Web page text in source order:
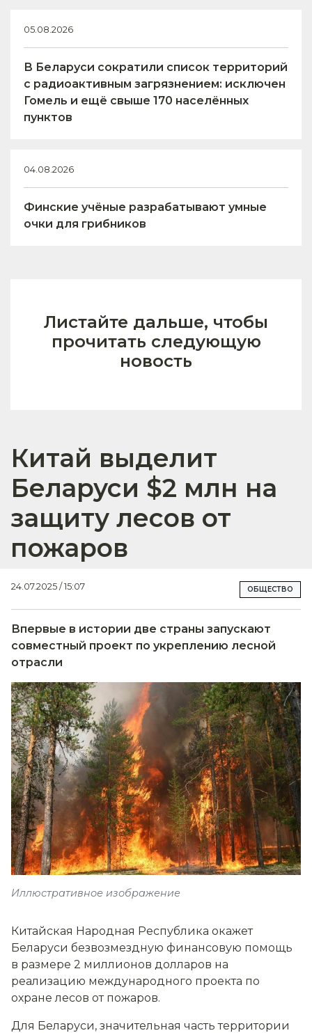
05.08.2026
В Беларуси сократили список территорий
с радиоактивным загрязнением: исключен
Гомель и ещё свыше 170 населённых
пунктов
04.08.2026
Финские учёные разрабатывают умные
очки для грибников
Листайте дальше, чтобы
прочитать следующую
новость
Китай выделит
Беларуси $2 млн на
защиту лесов от
пожаров
24.07.2025 / 15:07 ОБЩЕСТВО
Впервые в истории две страны запускают
совместный проект по укреплению лесной
отрасли
Иллюстративное изображение
Китайская Народная Республика окажет
Беларуси безвозмездную финансовую помощь
в размере 2 миллионов долларов на
реализацию международного проекта по
охране лесов от пожаров.
Для Беларуси, значительная часть территории